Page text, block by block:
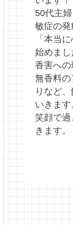
50代主
敏症の
「本当
始めまし
香害へ
無香料の
りなど
いきます
笑顔で
きます。